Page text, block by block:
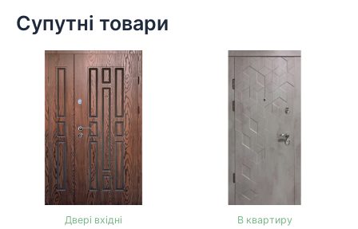
Супутні товари
Двері вхідні В квартиру